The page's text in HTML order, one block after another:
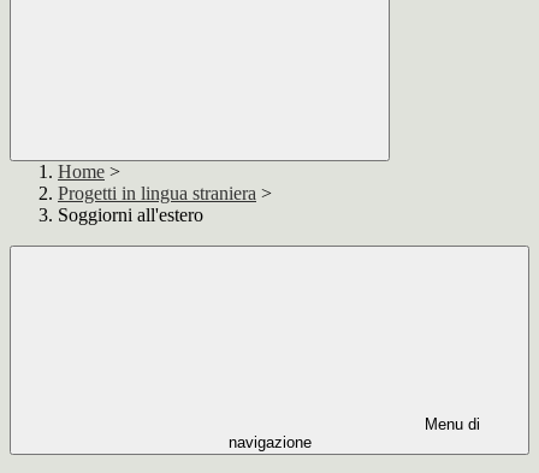
Home >
Progetti in lingua straniera >
Soggiorni all'estero
Menu di
navigazione